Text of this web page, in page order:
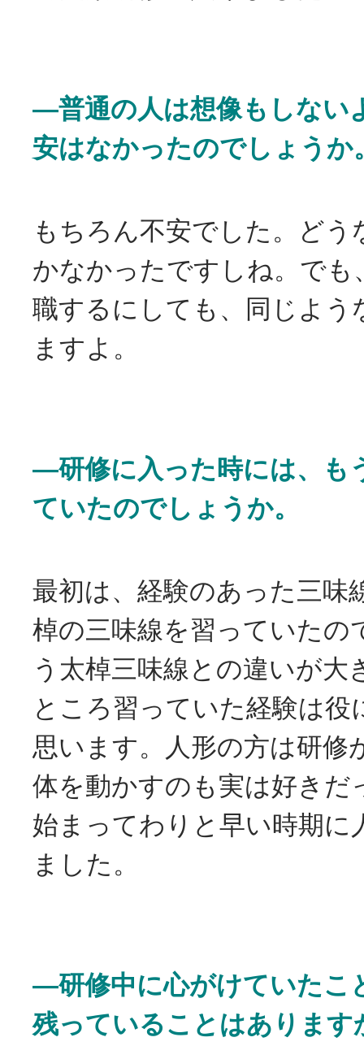
―普通の人は想像もしない
安はなかったのでしょうか
もちろん不安でした。どう
かなかったですしね。でも
職するにしても、同じよう
ますよ。
―研修に入った時には、も
ていたのでしょうか。
最初は、経験のあった三味
棹の三味線を習っていたの
う太棹三味線との違いが大
ところ習っていた経験は役
思います。人形の方は研修
体を動かすのも実は好きだ
始まってわりと早い時期に
ました。
―研修中に心がけていたこ
残っていることはあります